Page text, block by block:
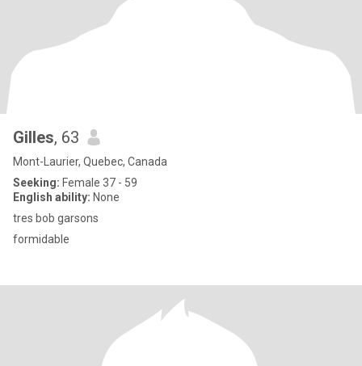
Gilles, 63
Mont-Laurier, Quebec, Canada
Seeking: Female 37 - 59
English ability: None
tres bob garsons
formidable